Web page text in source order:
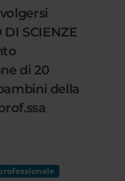
SCIENZE
di 20
della